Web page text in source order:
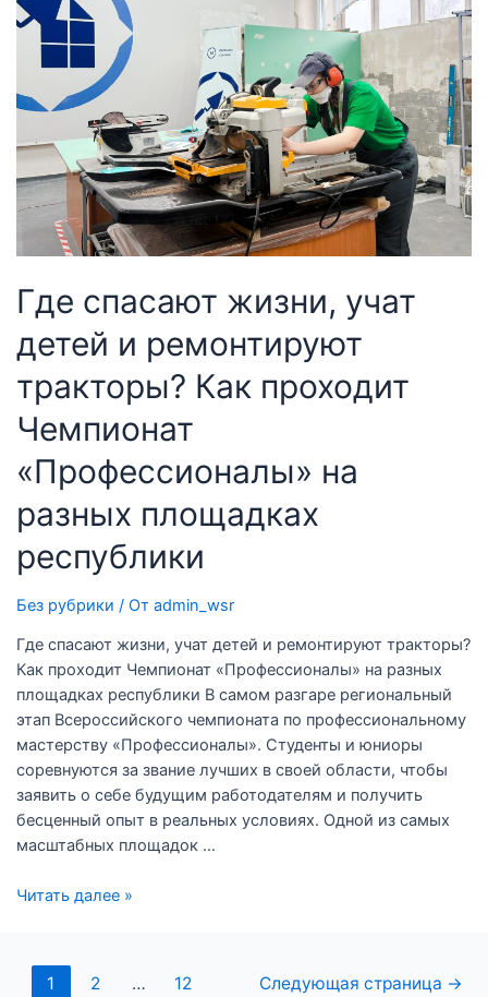
Где спасают жизни, учат
детей и ремонтируют
тракторы? Как проходит
Чемпионат
«Профессионалы» на
разных площадках
республики
Без рубрики / От admin_wsr
Где спасают жизни, учат детей и ремонтируют тракторы?
Как проходит Чемпионат «Профессионалы» на разных
площадках республики В самом разгаре региональный
этап Всероссийского чемпионата по профессиональному
мастерству «Профессионалы». Студенты и юниоры
соревнуются за звание лучших в своей области, чтобы
заявить о себе будущим работодателям и получить
бесценный опыт в реальных условиях. Одной из самых
масштабных площадок …
Читать далее »
1 2 … 12 Следующая страница →